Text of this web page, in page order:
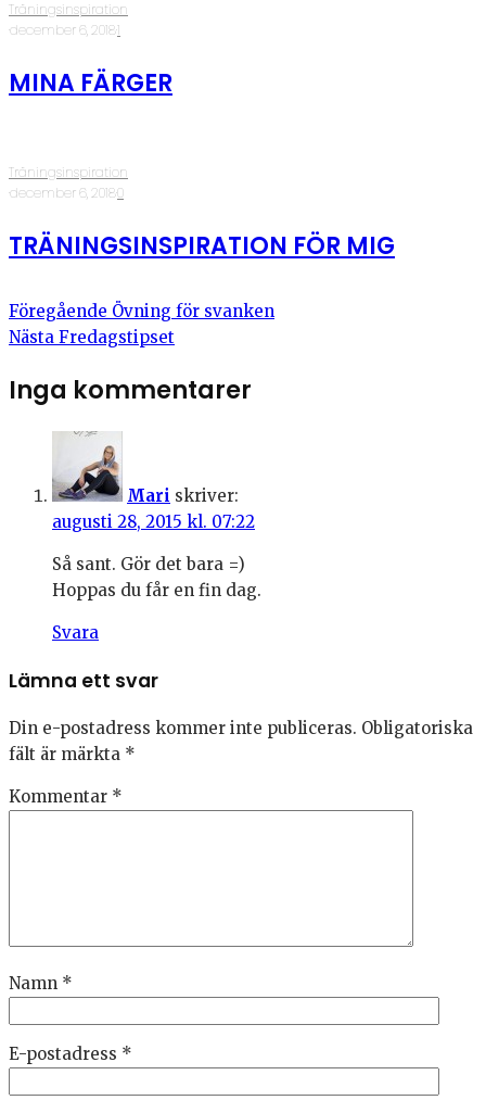
Träningsinspiration
·december 6, 2018·1
MINA FÄRGER
Träningsinspiration
·december 6, 2018·0
TRÄNINGSINSPIRATION FÖR MIG
Föregående Övning för svanken
Nästa Fredagstipset
Inga kommentarer
Mari skriver:
augusti 28, 2015 kl. 07:22
Så sant. Gör det bara =)
Hoppas du får en fin dag.
Svara
Lämna ett svar
Din e-postadress kommer inte publiceras. Obligatoriska
fält är märkta *
Kommentar *
Namn *
E-postadress *